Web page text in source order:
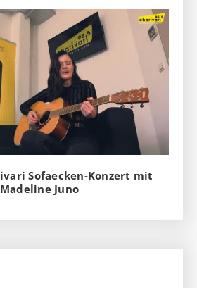
Sofaecken-Konzert mit
Madeline Juno